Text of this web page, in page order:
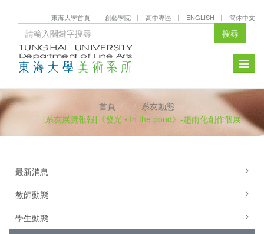
東海大學首頁 創藝學院 高中專區 ENGLISH 簡体中文
搜尋
Toggle
首頁
系友動態
[系友展覽報報]《發光 • In the pond》-趙雨化創作個展
最新消息
教師動態
學生動態